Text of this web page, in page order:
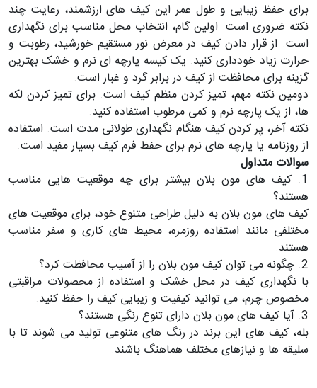
برای حفظ زیبایی و طول عمر این کیف ‌های ارزشمند، رعایت چند
نکته ضروری است. اولین گام، انتخاب محل مناسب برای نگهداری
است. از قرار دادن کیف در معرض نور مستقیم خورشید، رطوبت و
حرارت زیاد خودداری کنید. یک کیسه پارچه ‌ای نرم و خشک بهترین
گزینه برای محافظت از کیف در برابر گرد و غبار است.
دومین نکته مهم، تمیز کردن منظم کیف است. برای تمیز کردن لکه‌
ها، از یک پارچه نرم و کمی مرطوب استفاده کنید.
نکته آخر، پر کردن کیف هنگام نگهداری طولانی مدت است. استفاده
از روزنامه یا پارچه ‌های نرم برای حفظ فرم کیف بسیار مفید است.
سوالات متداول
1. کیف های مون بلان بیشتر برای چه موقعیت هایی مناسب
هستند؟
کیف های مون بلان به دلیل طراحی متنوع خود، برای موقعیت های
مختلفی مانند استفاده روزمره، محیط های کاری و سفر مناسب
هستند.
2. چگونه می توان کیف مون بلان را از آسیب محافظت کرد؟
با نگهداری کیف در محل خشک و استفاده از محصولات مراقبتی
مخصوص چرم، می توانید کیفیت و زیبایی کیف را حفظ کنید.
3. آیا کیف های مون بلان دارای تنوع رنگی هستند؟
بله، کیف های این برند در رنگ های متنوعی تولید می شوند تا با
سلیقه ها و نیازهای مختلف هماهنگ باشند.